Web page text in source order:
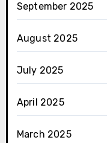
September 2025
August 2025
July 2025
April 2025
March 2025